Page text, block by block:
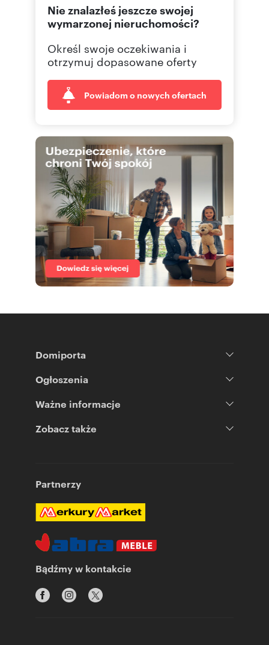
Nie znalazłeś jeszcze swojej
wymarzonej nieruchomości?
Określ swoje oczekiwania i
otrzymuj dopasowane oferty
Powiadom o nowych ofertach
Domiporta
Ogłoszenia
Ważne informacje
Zobacz także
Partnerzy
Bądźmy w kontakcie